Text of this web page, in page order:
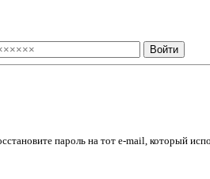
пароль на тот e-mail, который